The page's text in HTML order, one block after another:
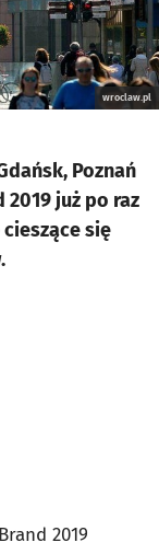
wroclaw.pl
Poznań
2019 już po raz
się
2019